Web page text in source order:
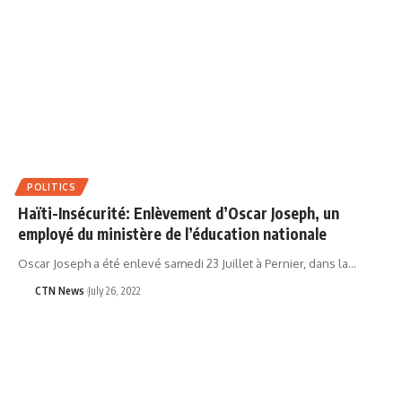
POLITICS
Haïti-Insécurité: Enlèvement d’Oscar Joseph, un
employé du ministère de l’éducation nationale
Oscar Joseph a été enlevé samedi 23 Juillet à Pernier, dans la…
CTN News July 26, 2022